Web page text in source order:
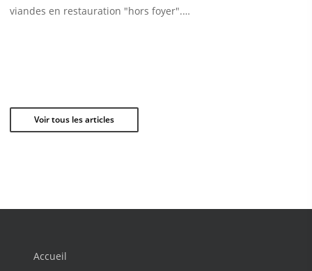
viandes en restauration "hors foyer".…
Voir tous les articles
Accueil